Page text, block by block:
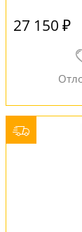
27 150 ₽